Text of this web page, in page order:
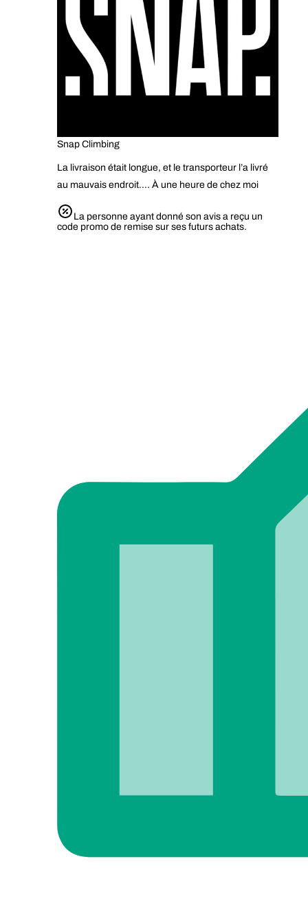
Snap Climbing
La livraison était longue, et le transporteur l’a livré
au mauvais endroit…. À une heure de chez moi
La personne ayant donné son avis a reçu un
code promo de remise sur ses futurs achats.